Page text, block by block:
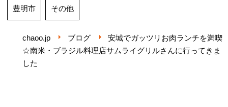
豊明市 その他
chaoo.jp ブログ
安城でガッツリお肉ランチを満喫
☆南米・ブラジル料理店サムライグリルさんに行ってきま
した